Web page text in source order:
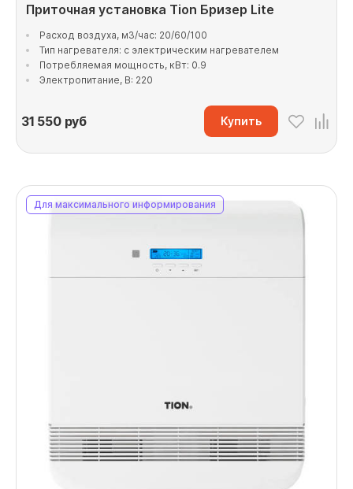
Приточная установка Tion Бризер Lite
Расход воздуха, м3/час: 20/60/100
Тип нагревателя: с электрическим нагревателем
Потребляемая мощность, кВт: 0.9
Электропитание, В: 220
31 550руб Купить
Для максимального информирования